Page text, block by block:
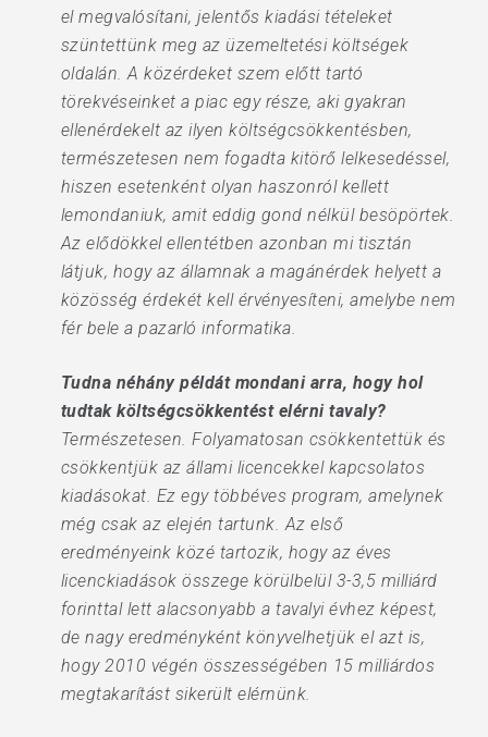
el megvalósítani, jelentős kiadási tételeket
szüntettünk meg az üzemeltetési költségek
oldalán. A közérdeket szem előtt tartó
törekvéseinket a piac egy része, aki gyakran
ellenérdekelt az ilyen költségcsökkentésben,
természetesen nem fogadta kitörő lelkesedéssel,
hiszen esetenként olyan haszonról kellett
lemondaniuk, amit eddig gond nélkül besöpörtek.
Az elődökkel ellentétben azonban mi tisztán
látjuk, hogy az államnak a magánérdek helyett a
közösség érdekét kell érvényesíteni, amelybe nem
fér bele a pazarló informatika.
Tudna néhány példát mondani arra, hogy hol
tudtak költségcsökkentést elérni tavaly?
Természetesen. Folyamatosan csökkentettük és
csökkentjük az állami licencekkel kapcsolatos
kiadásokat. Ez egy többéves program, amelynek
még csak az elején tartunk. Az első
eredményeink közé tartozik, hogy az éves
licenckiadások összege körülbelül 3-3,5 milliárd
forinttal lett alacsonyabb a tavalyi évhez képest,
de nagy eredményként könyvelhetjük el azt is,
hogy 2010 végén összességében 15 milliárdos
megtakarítást sikerült elérnünk.